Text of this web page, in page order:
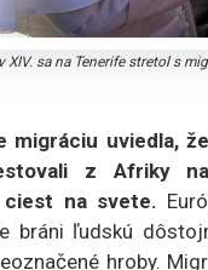
XIV. sa na Tenerife stretol s
migráciu uviedla,
z Afriky
ciest na svete.
bráni ľudskú
hroby.